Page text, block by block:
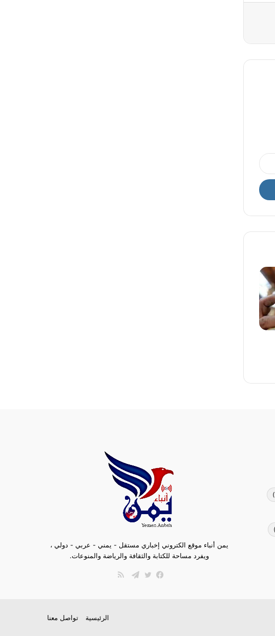
يمن أنباء موقع الكتروني إخباري مستقل - يمني - عربي - دولي ،
ويفرد مساحة للكتابة والثقافة والرياضة والمنوعات.
ملخص
الرئيسية تواصل معنا